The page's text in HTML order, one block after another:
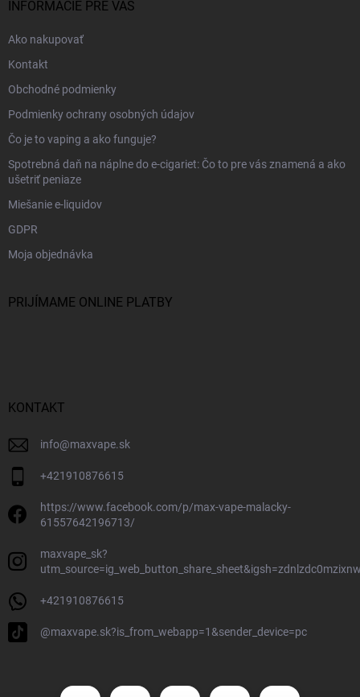
INFORMÁCIE PRE VÁS
Ako nakupovať
Kontakt
Obchodné podmienky
Podmienky ochrany osobných údajov
Čo je to vaping a ako funguje?
Spotrebná daň na náplne do e-cigariet: Čo to pre vás znamená a ako
ušetriť peniaze
Miešanie e-liquidov
GDPR
Moja objednávka
PRIJÍMAME ONLINE PLATBY
KONTAKT
info@maxvape.sk
+421910876615
https://www.facebook.com/p/max-vape-malacky-
61557642196713/
maxvape_sk?
+421910876615
@maxvape.sk?is_from_webapp=1&sender_device=pc